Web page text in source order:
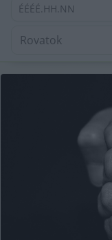
ÉÉÉÉ.HH.NN